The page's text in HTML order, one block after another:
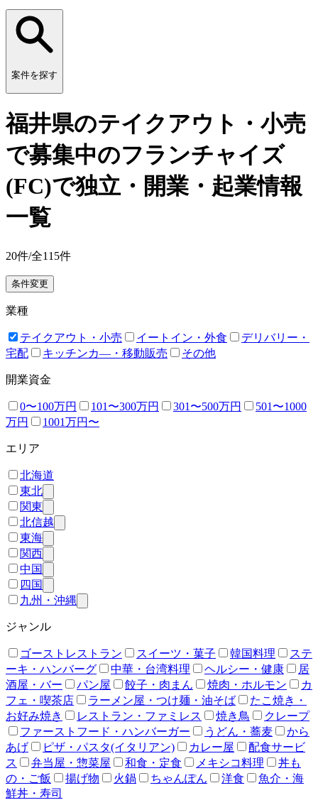
案件を探す
福井県のテイクアウト・小売
で募集中のフランチャイズ
(FC)で独立・開業・起業情報
一覧
20件/全115件
条件変更
業種
テイクアウト・小売 イートイン・外食
デリバリー・
宅配
キッチンカ―・移動販売 その他
開業資金
0〜100万円 101〜300万円 301〜500万円
501〜1000
万円
1001万円〜
エリア
北海道
東北
関東
北信越
東海
関西
中国
四国
九州・沖縄
ジャンル
ゴーストレストラン スイーツ・菓子 韓国料理
ステ
ーキ・ハンバーグ
中華・台湾料理 ヘルシー・健康
居
酒屋・バー
パン屋 餃子・肉まん 焼肉・ホルモン
カ
フェ・喫茶店
ラーメン屋・つけ麺・油そば
たこ焼き・
お好み焼き
レストラン・ファミレス 焼き鳥
クレープ
ファーストフード・ハンバーガー
うどん・蕎麦
から
あげ
ピザ・パスタ(イタリアン) カレー屋
配食サービ
ス
弁当屋・惣菜屋 和食・定食 メキシコ料理
丼も
の・ご飯
揚げ物 火鍋 ちゃんぽん 洋食
魚介・海
鮮丼・寿司